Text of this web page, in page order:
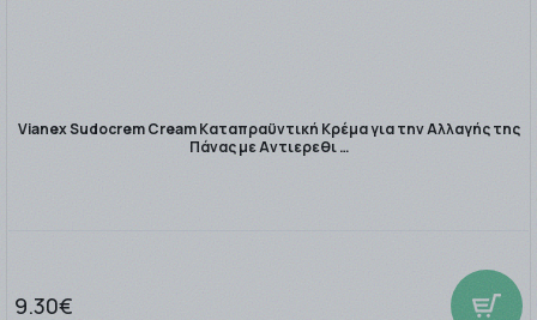
Vianex Sudocrem Cream Καταπραϋντική Κρέμα για την Αλλαγής της
Πάνας με Αντιερεθι …
9.30€